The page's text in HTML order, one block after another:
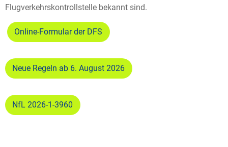
Flugverkehrskontrollstelle bekannt sind.
Online-Formular der DFS
Neue Regeln ab 6. August 2026
NfL 2026-1-3960